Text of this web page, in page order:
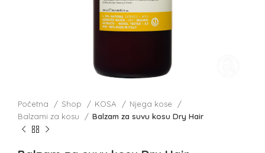
Početna Shop KOSA
Njega kose
Balzami za kosu
Balzam za suvu kosu Dry Hair